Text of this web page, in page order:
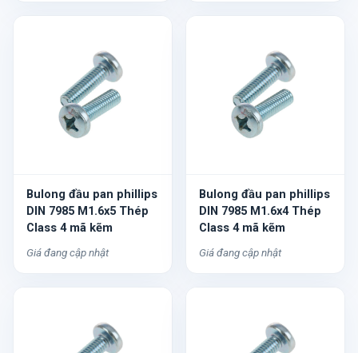
Bulong đầu pan phillips
DIN 7985 M1.6x5 Thép
Class 4 mã kẽm
Giá đang cập nhật
Bulong đầu pan phillips
DIN 7985 M1.6x4 Thép
Class 4 mã kẽm
Giá đang cập nhật